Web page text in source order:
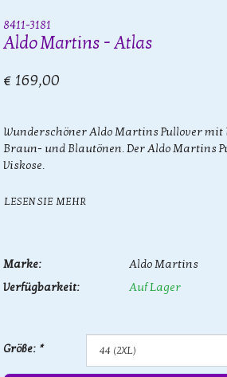
8411-3181
Aldo Martins - Atlas
€ 169,00
Wunderschöner Aldo Martins Pullover mit
Braun- und Blautönen. Der Aldo Martins
Viskose.
LESEN SIE MEHR
Marke:
Aldo Martins
Verfügbarkeit:
Auf Lager
Größe: *